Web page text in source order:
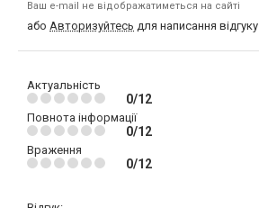
Ваш e-mail не відображатиметься на сайті
або Авторизуйтесь для написання відгуку
Актуальність
0/12
Повнота інформації
0/12
Враження
0/12